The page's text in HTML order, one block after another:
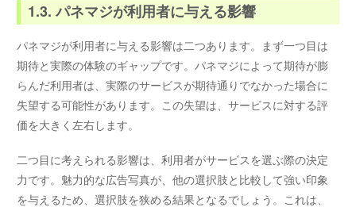
1.3. パネマジが利用者に与える影響
パネマジが利用者に与える影響は二つあります。まず一つ目は
期待と実際の体験のギャップです。パネマジによって期待が膨
らんだ利用者は、実際のサービスが期待通りでなかった場合に
失望する可能性があります。この失望は、サービスに対する評
価を大きく左右します。
二つ目に考えられる影響は、利用者がサービスを選ぶ際の決定
力です。魅力的な広告写真が、他の選択肢と比較して強い印象
を与えるため、選択肢を狭める結果となるでしょう。これは、